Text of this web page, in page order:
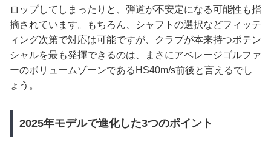
ロップしてしまったりと、弾道が不安定になる可能性も指
摘されています。もちろん、シャフトの選択などフィッテ
ィング次第で対応は可能ですが、クラブが本来持つポテン
シャルを最も発揮できるのは、まさにアベレージゴルファ
ーのボリュームゾーンであるHS40m/s前後と言えるでし
ょう。
2025年モデルで進化した3つのポイント